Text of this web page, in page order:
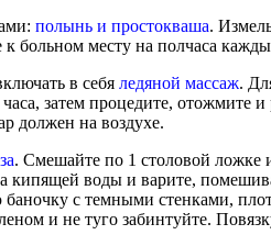
полынь и простокваша.
больном месту на полчаса
в себя ледяной массаж.
затем процедите,
должен на воздухе.
. Смешайте по 1 столовой ложке
кипящей воды и варите,
баночку с темными стенками,
и не туго забинтуйте.